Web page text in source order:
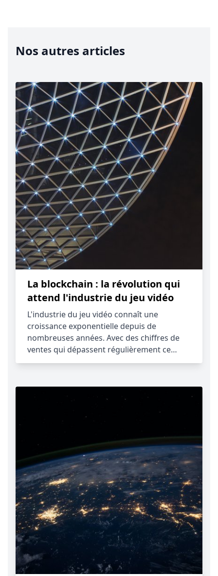
Nos autres articles
La blockchain : la révolution qui
attend l'industrie du jeu vidéo
L'industrie du jeu vidéo connaît une
croissance exponentielle depuis de
nombreuses années. Avec des chiffres de
ventes qui dépassent régulièrement ce…